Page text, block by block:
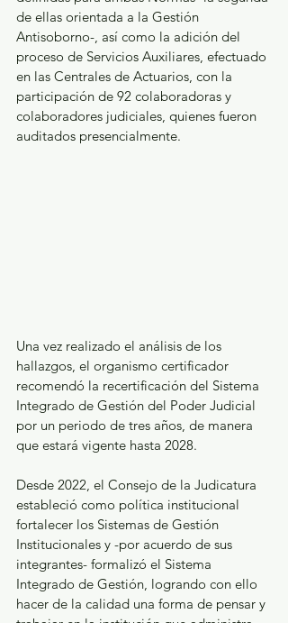
de ellas orientada a la Gestión
Antisoborno-, así como la adición del
proceso de Servicios Auxiliares, efectuado
en las Centrales de Actuarios, con la
participación de 92 colaboradoras y
colaboradores judiciales, quienes fueron
auditados presencialmente.
Una vez realizado el análisis de los
hallazgos, el organismo certificador
recomendó la recertificación del Sistema
Integrado de Gestión del Poder Judicial
por un periodo de tres años, de manera
que estará vigente hasta 2028.
Desde 2022, el Consejo de la Judicatura
estableció como política institucional
fortalecer los Sistemas de Gestión
Institucionales y -por acuerdo de sus
integrantes- formalizó el Sistema
Integrado de Gestión, logrando con ello
hacer de la calidad una forma de pensar y